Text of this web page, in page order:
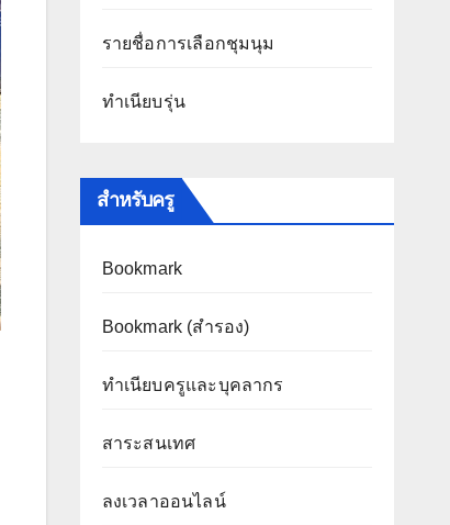
รายชื่อการเลือกชุมนุม
ทำเนียบรุ่น
สำหรับครู
Bookmark
Bookmark (สำรอง)
ทำเนียบครูและบุคลากร
สาระสนเทศ
ลงเวลาออนไลน์